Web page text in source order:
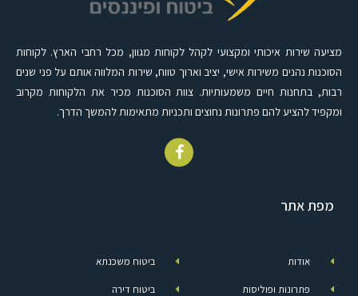
מציעה שירות איכותי ומקצועי לקהל לקוחות מגוון, מכל רחבי הארץ. לקוחות
הסוכנות נהנים משירות אישי, יציב וארוך טווח, שירות המלווה אותם על פני שנים
רבות, בתחנות חיים משמעותיות. צוות הסוכנות מכיר את הלקוחות מקרוב
ומקפיד להציע להם פתרונות נחוצים ותכניות מתאימות להמשך הדרך.
מפת אתר
אודות
פתרונות ופוליסות
ביטוח משכנתא
ביטוח דירה